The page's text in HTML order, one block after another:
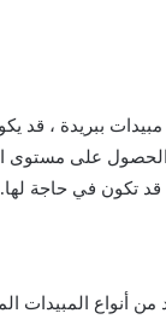
ببريدة ، قد
على مستوى
قد تكون في حاجة لها.
أنواع المبيدات